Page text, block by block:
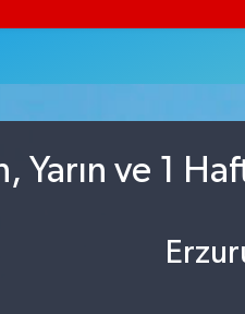
Yarın ve 1